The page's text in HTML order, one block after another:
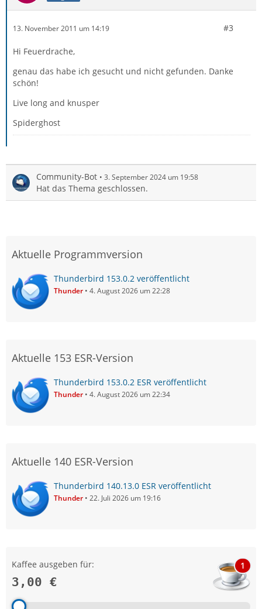
13. November 2011 um 14:19 #3
Hi Feuerdrache,
genau das habe ich gesucht und nicht gefunden. Danke
schön!
Live long and knusper
Spiderghost
Community-Bot 3. September 2024 um 19:58
Hat das Thema geschlossen.
Aktuelle Programmversion
Thunderbird 153.0.2 veröffentlicht
Thunder 4. August 2026 um 22:28
Aktuelle 153 ESR-Version
Thunderbird 153.0.2 ESR veröffentlicht
Thunder 4. August 2026 um 22:34
Aktuelle 140 ESR-Version
Thunderbird 140.13.0 ESR veröffentlicht
Thunder 22. Juli 2026 um 19:16
Kaffee ausgeben für:
3,00 €
1